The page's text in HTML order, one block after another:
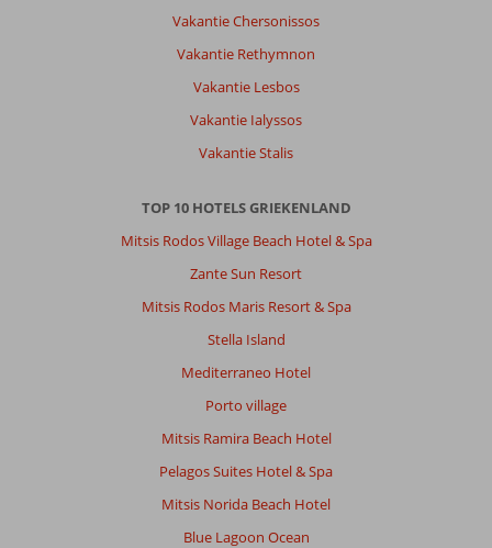
Vakantie Chersonissos
Vakantie Rethymnon
Vakantie Lesbos
Vakantie Ialyssos
Vakantie Stalis
TOP 10 HOTELS GRIEKENLAND
Mitsis Rodos Village Beach Hotel & Spa
Zante Sun Resort
Mitsis Rodos Maris Resort & Spa
Stella Island
Mediterraneo Hotel
Porto village
Mitsis Ramira Beach Hotel
Pelagos Suites Hotel & Spa
Mitsis Norida Beach Hotel
Blue Lagoon Ocean